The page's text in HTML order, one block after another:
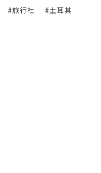
#旅行社 #土耳其